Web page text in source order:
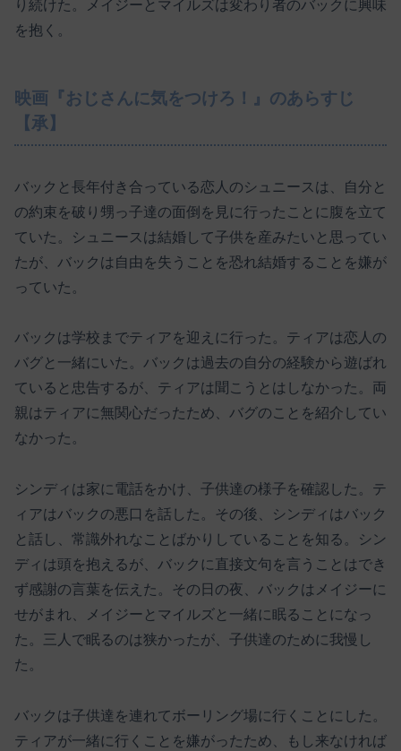
り続けた。メイジーとマイルズは変わり者のバックに興味
を抱く。
映画『おじさんに気をつけろ！』のあらすじ
【承】
バックと長年付き合っている恋人のシュニースは、自分と
の約束を破り甥っ子達の面倒を見に行ったことに腹を立て
ていた。シュニースは結婚して子供を産みたいと思ってい
たが、バックは自由を失うことを恐れ結婚することを嫌が
っていた。
バックは学校までティアを迎えに行った。ティアは恋人の
バグと一緒にいた。バックは過去の自分の経験から遊ばれ
ていると忠告するが、ティアは聞こうとはしなかった。両
親はティアに無関心だったため、バグのことを紹介してい
なかった。
シンディは家に電話をかけ、子供達の様子を確認した。テ
ィアはバックの悪口を話した。その後、シンディはバック
と話し、常識外れなことばかりしていることを知る。シン
ディは頭を抱えるが、バックに直接文句を言うことはでき
ず感謝の言葉を伝えた。その日の夜、バックはメイジーに
せがまれ、メイジーとマイルズと一緒に眠ることになっ
た。三人で眠るのは狭かったが、子供達のために我慢し
た。
バックは子供達を連れてボーリング場に行くことにした。
ティアが一緒に行くことを嫌がったため、もし来なければ